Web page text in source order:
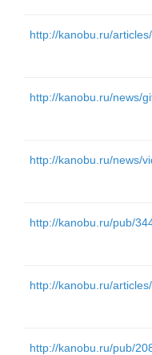
http://kanobu.ru/
http://kanobu.ru/news/
http://kanobu.ru/news/
http://kanobu.ru/pub/
http://kanobu.ru/
http://kanobu.ru/pub/